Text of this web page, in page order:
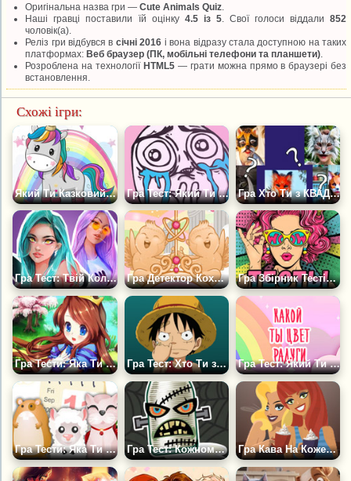
Оригінальна назва гри —Cute Animals Quiz
Наші гравці поставили їй оцінку 4.5 із 5. Свої голоси віддали852
чоловік(а).
Реліз гри відбувся в січні 2016 і вона відразу стала доступною на таких
платформах:Веб браузер (ПК, мобільні телефони та планшети)
Розроблена на технології HTML5— грати можна прямо в браузері без
встановлення.
Схожі ігри:
Який Ти Казковий Єдиноріг? Гра Тест: Який Ти Мемчик? Гра Хто Ти з КВАДРОБЕРІВ?
Гра Тест: Твій Колір Волосся у Світі Магії Гра Детектор Кохання Гра Збірник Тестів. Любов, Друзі, Стосунки
Гра Тести: Яка Ти Принцеса Гра Тест: Хто Ти з Ван Піс? Гра Тест: Який Ти Колір Веселки?
Гра Тести: Яка Ти Тварина Гра Тест: Кожному монстру потрібне ім'я Гра Кава На Кожен День